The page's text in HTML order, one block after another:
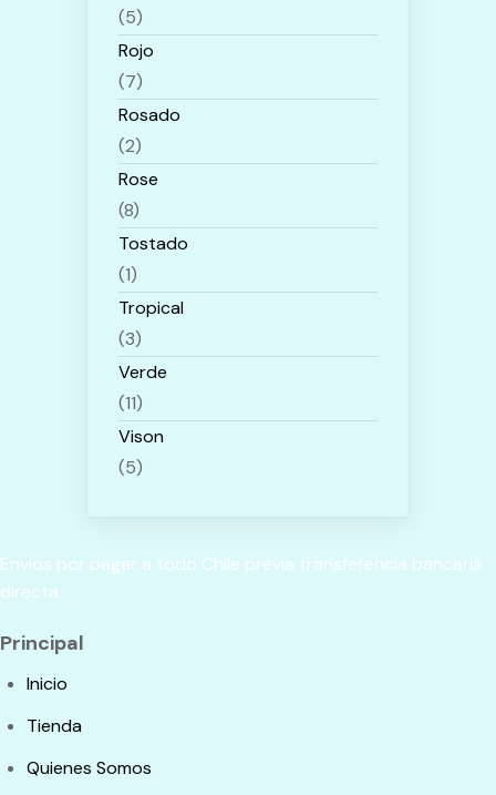
(5)
Rojo
(7)
Rosado
(2)
Rose
(8)
Tostado
(1)
Tropical
(3)
Verde
(11)
Vison
(5)
Envios por pagar a todo Chile previa transferencia bancaria
directa
Principal
Inicio
Tienda
Quienes Somos